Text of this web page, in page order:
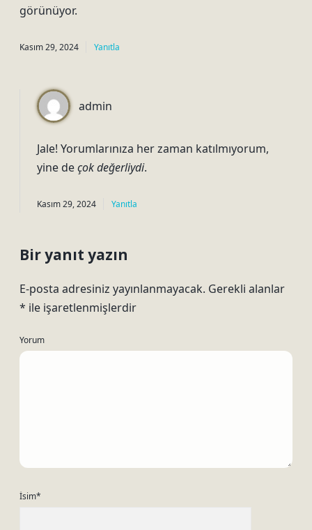
görünüyor.
Kasım 29, 2024 Yanıtla
admin
Jale! Yorumlarınıza her zaman katılmıyorum,
yine deçok değerliydi.
Kasım 29, 2024 Yanıtla
Bir yanıt yazın
E-posta adresiniz yayınlanmayacak. Gerekli alanlar
* ile işaretlenmişlerdir
Yorum
İsim*